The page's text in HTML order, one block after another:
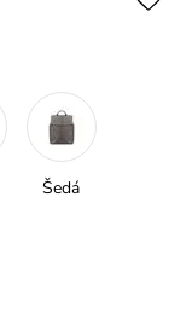
Šedá